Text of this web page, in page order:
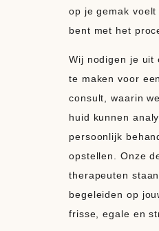
op je gemak
bent met het
Wij nodigen je uit
te maken voor
consult, waarin
huid kunnen
persoonlijk
opstellen. Onze
therapeuten
begeleiden op
frisse, egale en